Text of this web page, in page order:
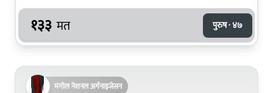
१३३ मत पुरुष · ४७
मंगोल नेशनल अर्गनाइजेसन